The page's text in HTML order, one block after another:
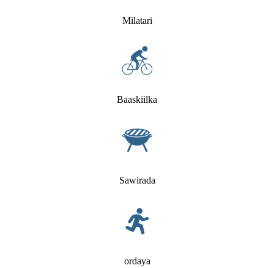
Milatari
Baaskiilka
Sawirada
ordaya